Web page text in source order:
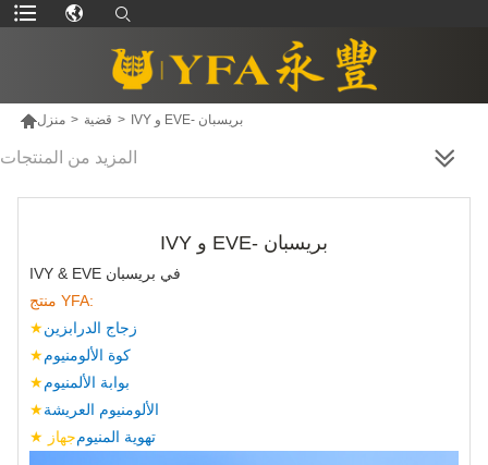
منزل > قضية > IVY و EVE- بريسبان
المزيد من المنتجات
IVY و EVE- بريسبان
IVY & EVE في بريسبان
منتج YFA:
★زجاج الدرابزين
★كوة الألومنيوم
★بوابة الألمنيوم
★الألومنيوم العريشة
★ جهازتهوية المنيوم